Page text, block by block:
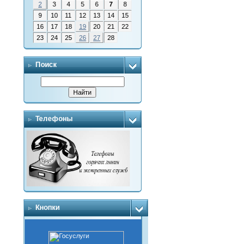
2
3 4 5 6 7
8
9
10 11 12 13 14
15
16
17 18 19 20 21
22
23
24 25 26 27 28
Поиск
Телефоны
Кнопки